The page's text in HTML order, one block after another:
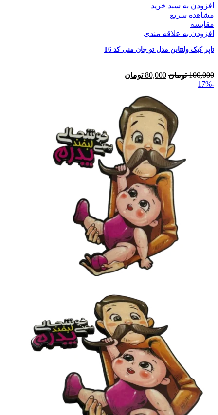
افزودن به سبد خرید
مشاهده سریع
مقایسه
افزودن به علاقه مندی
تاپر کیک ولنتاین مدل تو جان منی کد T6
100,000 تومان 80,000 تومان
-17%